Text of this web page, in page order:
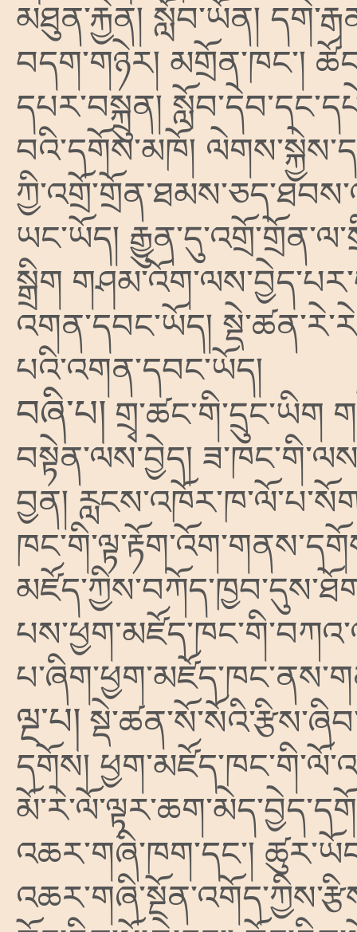
མཐུན་རྐྱེན། སློབ་ཡོན།
བདག་གཉེར། མགྲོན་ཁང༌།
དཔར་བསྐྲུན།
བའི་དགོས་མཁོ།
ཡང་ཡོད།
སྒྲིག
འགན་དབང་ཡོད།
པའི་འགན་དབང་ཡོད།
བཞི་པ། གྲྭ་ཚང་གི་དྲུང་ཡིག
བསྟེན་ལས་བྱེད།
བྱན།
ལྔ་པ།
དགོས།
འཆར་གཞི་ཁག་དང༌།